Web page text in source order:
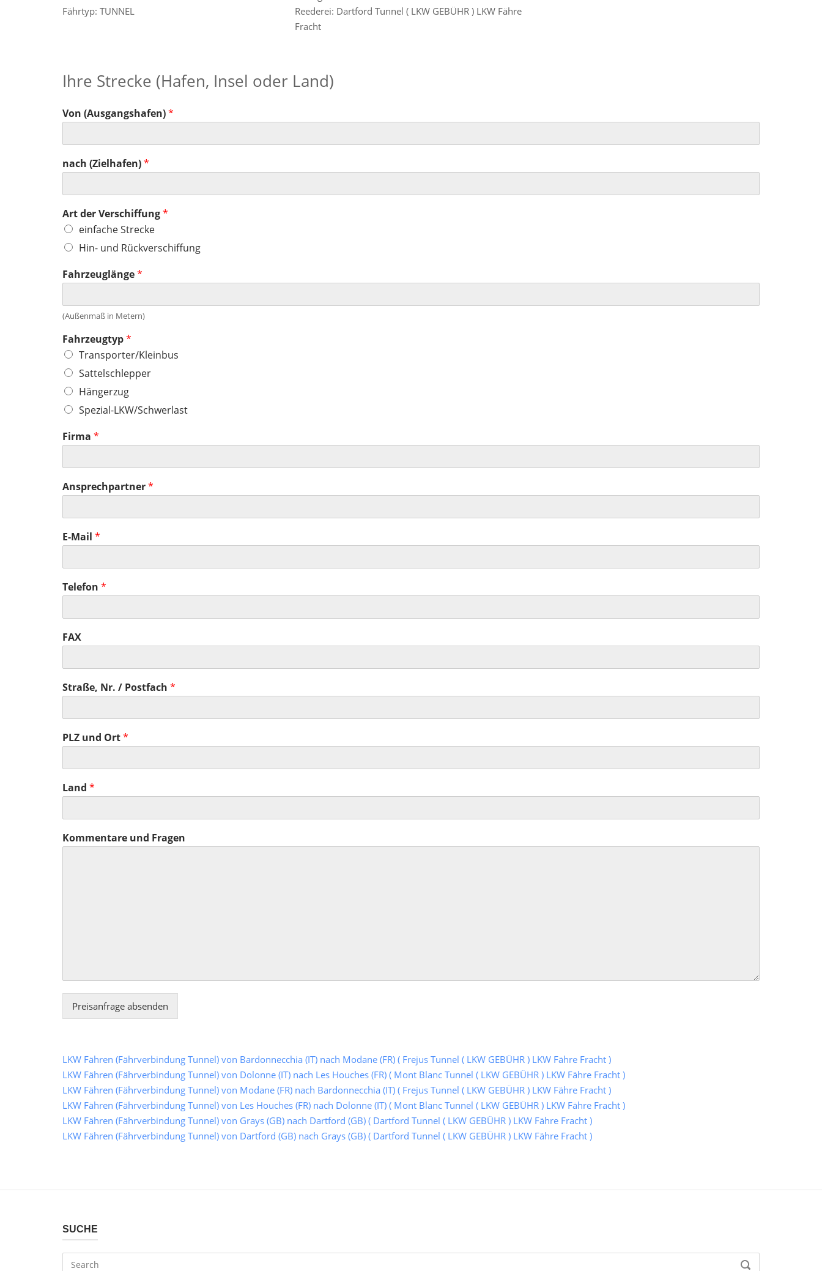
Fährtyp: TUNNEL
Reederei: Dartford Tunnel ( LKW GEBÜHR ) LKW Fähre
Fracht
Ihre Strecke (Hafen, Insel oder Land)
Von (Ausgangshafen)*
nach (Zielhafen)*
Art der Verschiffung*
einfache Strecke
Hin- und Rückverschiffung
Fahrzeuglänge*
(Außenmaß in Metern)
Fahrzeugtyp*
Transporter/Kleinbus
Sattelschlepper
Hängerzug
Spezial-LKW/Schwerlast
Firma *
Ansprechpartner*
E-Mail *
Telefon *
FAX
Straße, Nr. / Postfach *
PLZ und Ort*
Land *
Kommentare und Fragen
Preisanfrage absenden
LKW Fähren (Fährverbindung Tunnel) von Bardonnecchia (IT) nach Modane (FR) ( Frejus Tunnel ( LKW GEBÜHR ) LKW Fähre Fracht )
LKW Fähren (Fährverbindung Tunnel) von Dolonne (IT) nach Les Houches (FR) ( Mont Blanc Tunnel ( LKW GEBÜHR ) LKW Fähre Fracht )
LKW Fähren (Fährverbindung Tunnel) von Modane (FR) nach Bardonnecchia (IT) ( Frejus Tunnel ( LKW GEBÜHR ) LKW Fähre Fracht )
LKW Fähren (Fährverbindung Tunnel) von Les Houches (FR) nach Dolonne (IT) ( Mont Blanc Tunnel ( LKW GEBÜHR ) LKW Fähre Fracht )
LKW Fähren (Fährverbindung Tunnel) von Grays (GB) nach Dartford (GB) ( Dartford Tunnel ( LKW GEBÜHR ) LKW Fähre Fracht )
LKW Fähren (Fährverbindung Tunnel) von Dartford (GB) nach Grays (GB) ( Dartford Tunnel ( LKW GEBÜHR ) LKW Fähre Fracht )
SUCHE
SEARCH